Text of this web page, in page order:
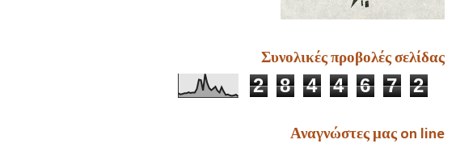
Συνολικές προβολές σελίδας
2 8 4 4 6 7 2
Αναγνώστες μας on line